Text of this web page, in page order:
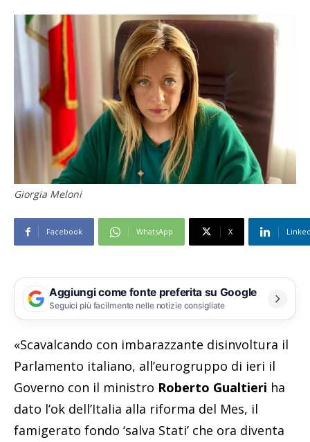
Giorgia Meloni
Facebook WhatsApp X
Aggiungi come fonte preferita su Google
Seguici più facilmente nelle notizie consigliate
«Scavalcando con imbarazzante disinvoltura il
Parlamento italiano, all’eurogruppo di ieri il
Governo con il ministro Roberto Gualtieri ha
dato l’ok dell’Italia alla riforma del Mes, il
famigerato fondo ‘salva Stati’ che ora diventa